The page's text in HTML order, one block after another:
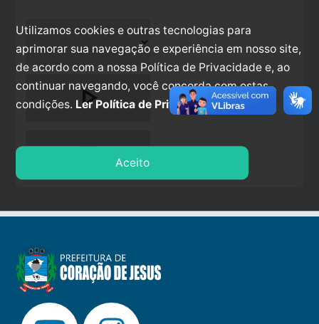
play_arrow
stop
Utilizamos cookies e outras tecnologias para
aprimorar sua navegação e experiência em nosso site,
de acordo com a nossa Política de Privacidade e, ao
continuar navegando, você concorda com estas
condições. Ler Política de Privacidade.
Aceito